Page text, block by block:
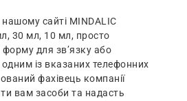
сайті MINDALIC
30 мл, 10 мл, просто
для зв’язку або
із вказаних телефонних
фахівець компанії
вам засоби та надасть